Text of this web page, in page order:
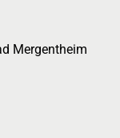
Mergentheim